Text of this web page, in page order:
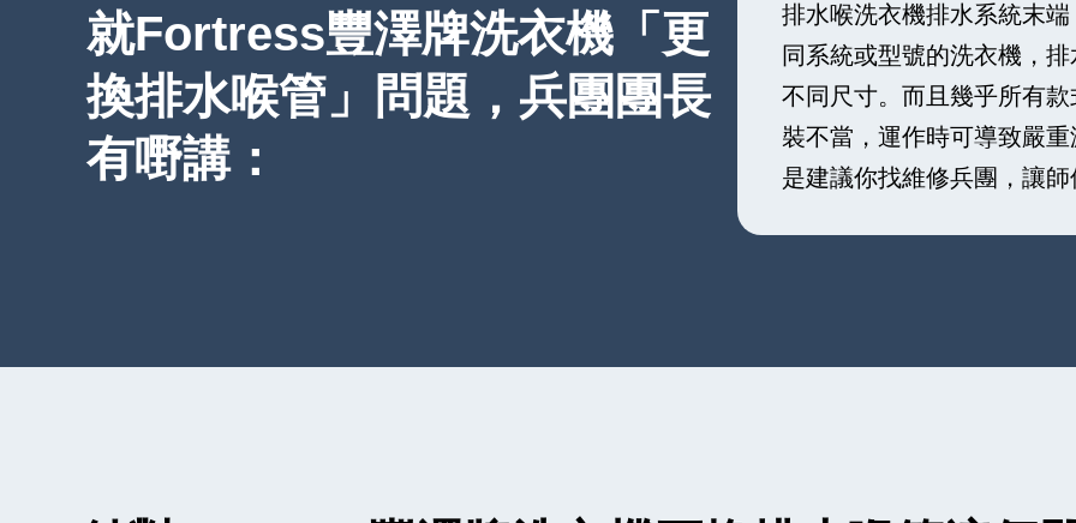
就Fortress豐澤牌洗衣機「更
換排水喉管」問題，兵團團長
有嘢講：
排水喉洗衣機排水系統末
同系統或型號的洗衣機，
不同尺寸。而且幾乎所有
裝不當，運作時可導致嚴
是建議你找維修兵團，讓師